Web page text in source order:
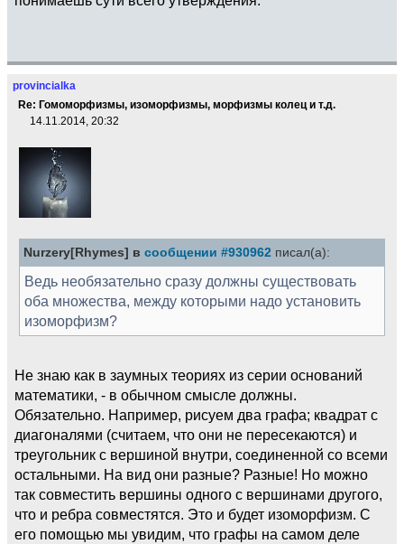
provincialka
Re: Гомоморфизмы, изоморфизмы, морфизмы колец и т.д.
14.11.2014, 20:32
Nurzery[Rhymes] в сообщении #930962 писал(а):
Ведь необязательно сразу должны существовать
оба множества, между которыми надо установить
изоморфизм?
Не знаю как в заумных теориях из серии оснований
математики, - в обычном смысле должны.
Обязательно. Например, рисуем два графа; квадрат с
диагоналями (считаем, что они не пересекаются) и
треугольник с вершиной внутри, соединенной со всеми
остальными. На вид они разные? Разные! Но можно
так совместить вершины одного с вершинами другого,
что и ребра совместятся. Это и будет изоморфизм. С
его помощью мы увидим, что графы на самом деле